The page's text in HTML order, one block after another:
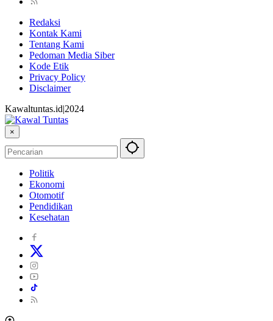
Redaksi
Kontak Kami
Tentang Kami
Pedoman Media Siber
Kode Etik
Privacy Policy
Disclaimer
Kawaltuntas.id|2024
×
Politik
Ekonomi
Otomotif
Pendidikan
Kesehatan